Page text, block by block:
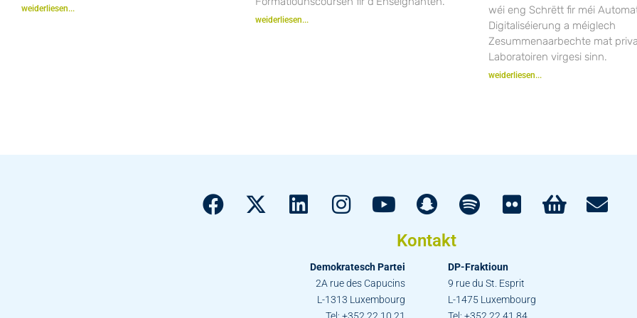
weiderliesen...
weiderliesen...
wéi eng Schrëtt fir méi
Digitaliséierung a méiglech
Zesummenaarbechte mat
Laboratoiren virgesi sinn.
weiderliesen...
Kontakt
Demokratesch Partei
2A rue des Capucins
L-1313 Luxembourg
DP-Fraktioun
9 rue du St. Esprit
L-1475 Luxembourg